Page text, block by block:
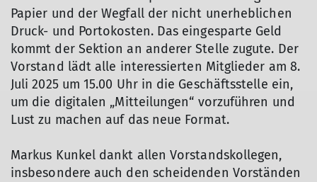
Papier und der Wegfall der nicht unerheblichen
Druck- und Portokosten. Das eingesparte Geld
kommt der Sektion an anderer Stelle zugute. Der
Vorstand lädt alle interessierten Mitglieder am 8.
Juli 2025 um 15.00 Uhr in die Geschäftsstelle ein,
um die digitalen „Mitteilungen“ vorzuführen und
Lust zu machen auf das neue Format.
Markus Kunkel dankt allen Vorstandskollegen,
insbesondere auch den scheidenden Vorständen